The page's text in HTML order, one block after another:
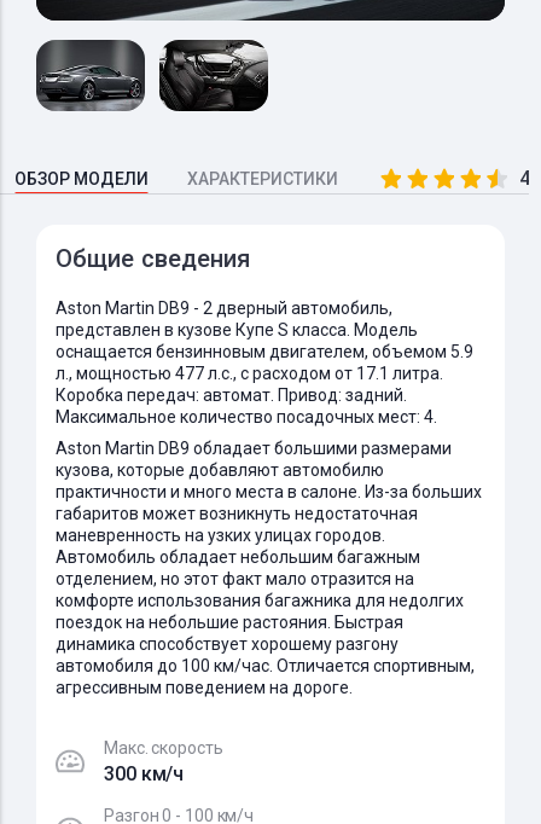
ОБЗОР МОДЕЛИ ХАРАКТЕРИСТИКИ
Общие сведения
Aston Martin DB9 - 2 дверный автомобиль,
представлен в кузове Купе S класса. Модель
оснащается бензинновым двигателем, объемом 5.9
л., мощностью 477 л.с., с расходом от 17.1 литра.
Коробка передач: автомат. Привод: задний.
Максимальное количество посадочных мест: 4.
Aston Martin DB9 обладает большими размерами
кузова, которые добавляют автомобилю
практичности и много места в салоне. Из-за больших
габаритов может возникнуть недостаточная
маневренность на узких улицах городов.
Автомобиль обладает небольшим багажным
отделением, но этот факт мало отразится на
комфорте использования багажника для недолгих
поездок на небольшие растояния. Быстрая
динамика способствует хорошему разгону
автомобиля до 100 км/час. Отличается спортивным,
агрессивным поведением на дороге.
Макс. скорость
300 км/ч
Разгон 0 - 100 км/ч